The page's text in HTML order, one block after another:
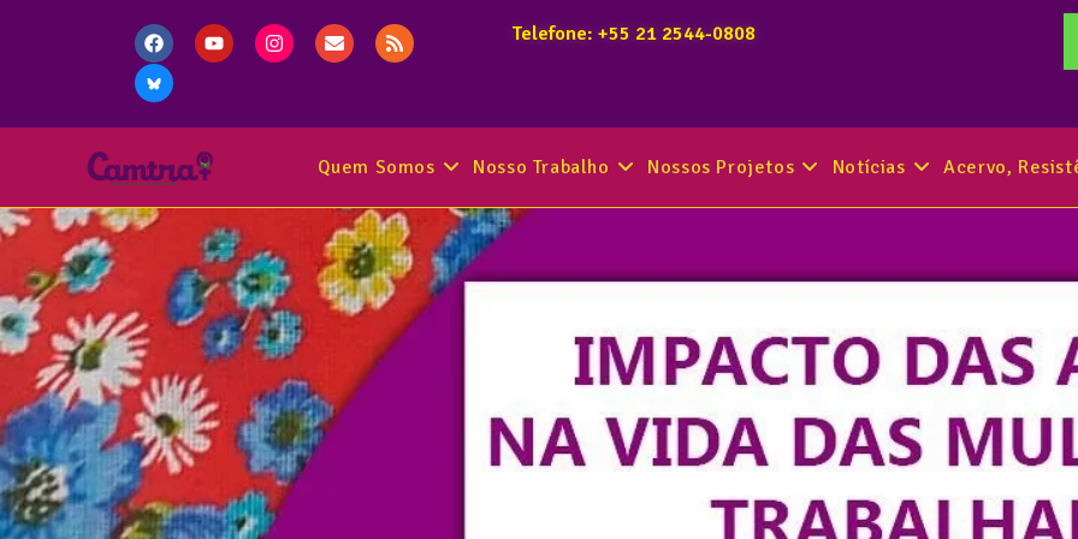
Telefone: +55 21 2544-0808
Quem Somos Nosso Trabalho Nossos Projetos Notícias Acervo,